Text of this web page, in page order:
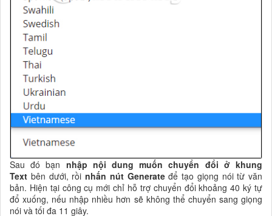
Sau đó bạn nhập nội dung muốn chuyển đổi ở khung
Text bên dưới, rồi nhấn nút Generateđể tạo giọng nói từ văn
bản. Hiện tại công cụ mới chỉ hỗ trợ chuyển đổi khoảng 40 ký tự
đổ xuống, nếu nhập nhiều hơn sẽ không thể chuyển sang giọng
nói và tối đa 11 giây.